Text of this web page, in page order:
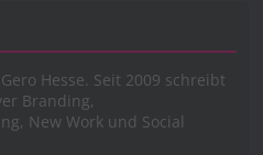
Hesse. Seit 2009 schreibt
Branding,
New Work und Social